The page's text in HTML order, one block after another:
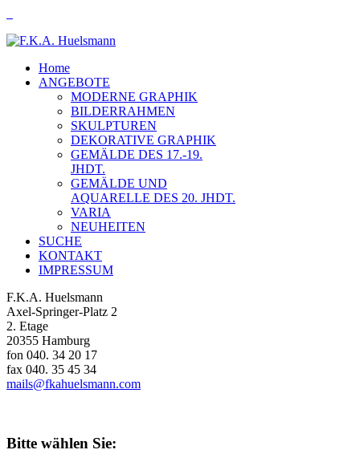
Home
ANGEBOTE
MODERNE GRAPHIK
BILDERRAHMEN
SKULPTUREN
DEKORATIVE GRAPHIK
GEMÄLDE DES 17.-19.
JHDT.
GEMÄLDE UND
AQUARELLE DES 20. JHDT.
VARIA
NEUHEITEN
SUCHE
KONTAKT
IMPRESSUM
F.K.A. Huelsmann
Axel-Springer-Platz 2
2. Etage
20355 Hamburg
fon 040. 34 20 17
fax 040. 35 45 34
mails@fkahuelsmann.com
Bitte wählen Sie: